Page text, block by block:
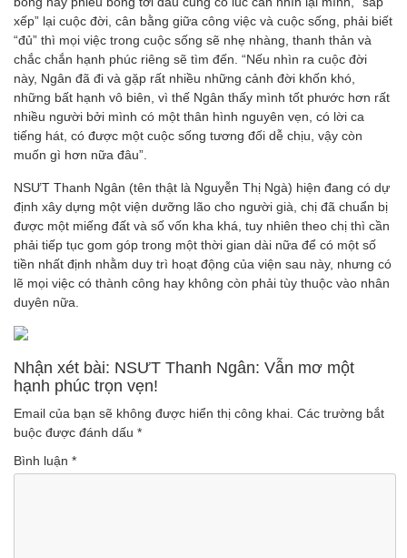
xếp” lại cuộc đời, cân bằng giữa công việc và cuộc sống, phải biết
“đủ” thì mọi việc trong cuộc sống sẽ nhẹ nhàng, thanh thản và
chắc chắn hạnh phúc riêng sẽ tìm đến. “Nếu nhìn ra cuộc đời
này, Ngân đã đi và gặp rất nhiều những cảnh đời khốn khó,
những bất hạnh vô biên, vì thế Ngân thấy mình tốt phước hơn rất
nhiều người bởi mình có một thân hình nguyên vẹn, có lời ca
tiếng hát, có được một cuộc sống tương đối dễ chịu, vậy còn
muốn gì hơn nữa đâu”.
NSƯT Thanh Ngân (tên thật là Nguyễn Thị Ngà) hiện đang có dự
định xây dựng một viện dưỡng lão cho người già, chị đã chuẩn bị
được một miếng đất và số vốn kha khá, tuy nhiên theo chị thì cần
phải tiếp tục gom góp trong một thời gian dài nữa để có một số
tiền nhất định nhằm duy trì hoạt động của viện sau này, nhưng có
lẽ mọi việc có thành công hay không còn phải tùy thuộc vào nhân
duyên nữa.
Nhận xét bài: NSƯT Thanh Ngân: Vẫn mơ một
hạnh phúc trọn vẹn!
Email của bạn sẽ không được hiển thị công khai. Các trường bắt
buộc được đánh dấu *
Bình luận *